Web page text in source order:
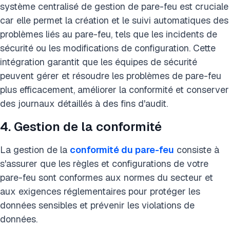
système centralisé de gestion de pare-feu est cruciale
car elle permet la création et le suivi automatiques des
problèmes liés au pare-feu, tels que les incidents de
sécurité ou les modifications de configuration. Cette
intégration garantit que les équipes de sécurité
peuvent gérer et résoudre les problèmes de pare-feu
plus efficacement, améliorer la conformité et conserver
des journaux détaillés à des fins d'audit.
4. Gestion de la conformité
La gestion de la conformité du pare-feu consiste à
s'assurer que les règles et configurations de votre
pare-feu sont conformes aux normes du secteur et
aux exigences réglementaires pour protéger les
données sensibles et prévenir les violations de
données.